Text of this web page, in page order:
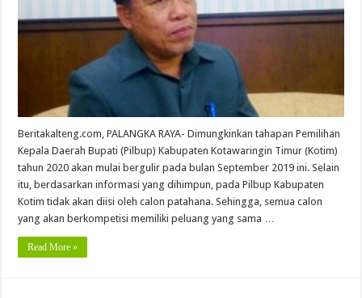
Beritakalteng.com, PALANGKA RAYA- Dimungkinkan tahapan Pemilihan
Kepala Daerah Bupati (Pilbup) Kabupaten Kotawaringin Timur (Kotim)
tahun 2020 akan mulai bergulir pada bulan September 2019 ini. Selain
itu, berdasarkan informasi yang dihimpun, pada Pilbup Kabupaten
Kotim tidak akan diisi oleh calon patahana. Sehingga, semua calon
yang akan berkompetisi memiliki peluang yang sama …
Read More »